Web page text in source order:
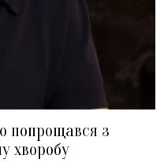
попрощався з
хворобу